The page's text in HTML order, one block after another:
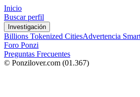
Inicio
Buscar perfil
Investigación
Billions Tokenized CitiesAdvertencia
Foro Ponzi
Preguntas Frecuentes
© Ponzilover.com (01.367)